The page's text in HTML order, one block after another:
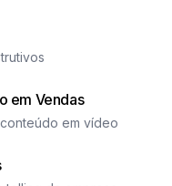
em Vendas
em vídeo